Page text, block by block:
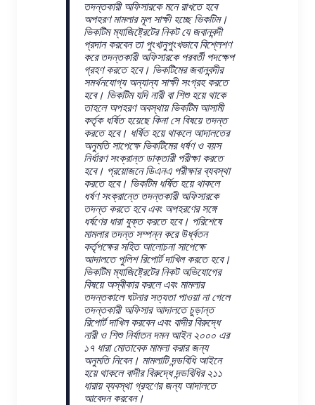
তদন্তকারী অফিসারকে মনে রাখতে হবে
অপহরণ মামলার মূল সাক্ষী হচ্ছে ভিকটিম।
ভিকটিম ম্যাজিষ্ট্রেটের নিকট যে জবানবন্দী
প্রদান করবেন তা পুংখানুপুংখভাবে বিশ্লেশণ
করে তদন্তকারী অফিসারকে পরবর্তী পদক্ষেপ
গ্রহণ করতে হবে। ভিকটিমের জবানবন্দীর
সমর্থনযোগ্য অন্যান্য সাক্ষী সংগ্রহ করতে
হবে। ভিকটিম যদি নারী বা শিশু হয়ে থাকে
তাহলে অপহরণ অবস্থায় ভিকটিম আসামী
কর্তৃক ধর্ষিত হয়েছে কিনা সে বিষয়ে তদন্ত
করতে হবে। ধর্ষিত হয়ে থাকলে আদালতের
অনুমতি সাপেক্ষে ভিকটিমের ধর্ষণ ও বয়স
নির্ধারণ সংক্রান্ত ডাক্তারী পরীক্ষা করতে
হবে। প্রয়োজনে ডিএনএ পরীক্ষার ব্যবস্থা
করতে হবে। ভিকটিম ধর্ষিত হয়ে থাকলে
ধর্ষণ সংক্রান্তে তদন্তকারী অফিসারকে
তদন্ত করতে হবে এবং অপহরণের সঙ্গে
ধর্ষণের ধারা যুক্ত করতে হবে। পরিশেষে
মামলার তদন্ত সম্পন্ন করে উর্ধ্বতন
কর্তৃপক্ষের সহিত আলোচনা সাপেক্ষে
আদালতে পুলিশ রিপোর্ট দাখিল করতে হবে।
ভিকটিম ম্যাজিষ্ট্রেটের নিকট অভিযোগের
বিষয়ে অস্বীকার করলে এবং মামলার
তদন্তকালে ঘটনার সত্যতা পাওয়া না গেলে
তদন্তকারী অফিসার আদালতে চুড়ান্ত
রিপোর্ট দাখিল করবেন এবং বাদীর বিরুদ্ধে
নারী ও শিশু নির্যাতন দমন আইন ২০০০ এর
১৭ ধারা মোতাবেক মামলা করার জন্য
অনুমতি নিবেন। মামলাটি দন্ডবিধি আইনে
হয়ে থাকলে বাদীর বিরুদ্ধে দন্ডবিধির ২১১
ধারায় ব্যবস্থা গ্রহণের জন্য আদালতে
আবেদন করবেন।